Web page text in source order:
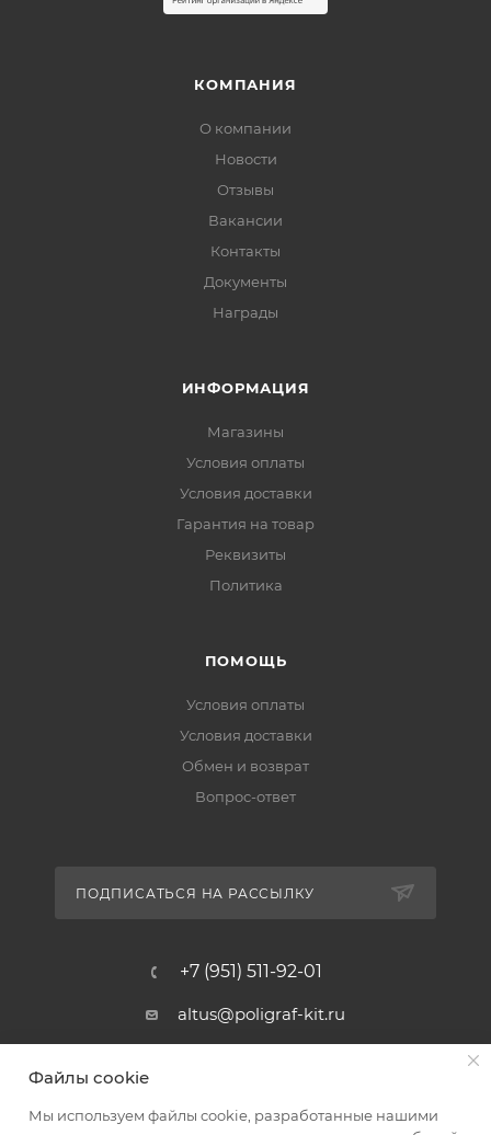
КОМПАНИЯ
О компании
Новости
Отзывы
Вакансии
Контакты
Документы
Награды
ИНФОРМАЦИЯ
Магазины
Условия оплаты
Условия доставки
Гарантия на товар
Реквизиты
Политика
ПОМОЩЬ
Условия оплаты
Условия доставки
Обмен и возврат
Вопрос-ответ
ПОДПИСАТЬСЯ НА РАССЫЛКУ
+7 (951) 511-92-01
altus@poligraf-kit.ru
Ростовская обл, Аксайский р-н,
Кольцо, 3, ТЦ "Альтус" 1 этаж
Файлы cookie
Мы используем файлы cookie, разработанные нашими